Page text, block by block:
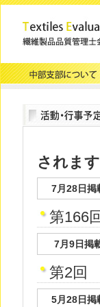
〔
されます
7月28日掲
第166
7月9日掲
第2回
5月28日掲